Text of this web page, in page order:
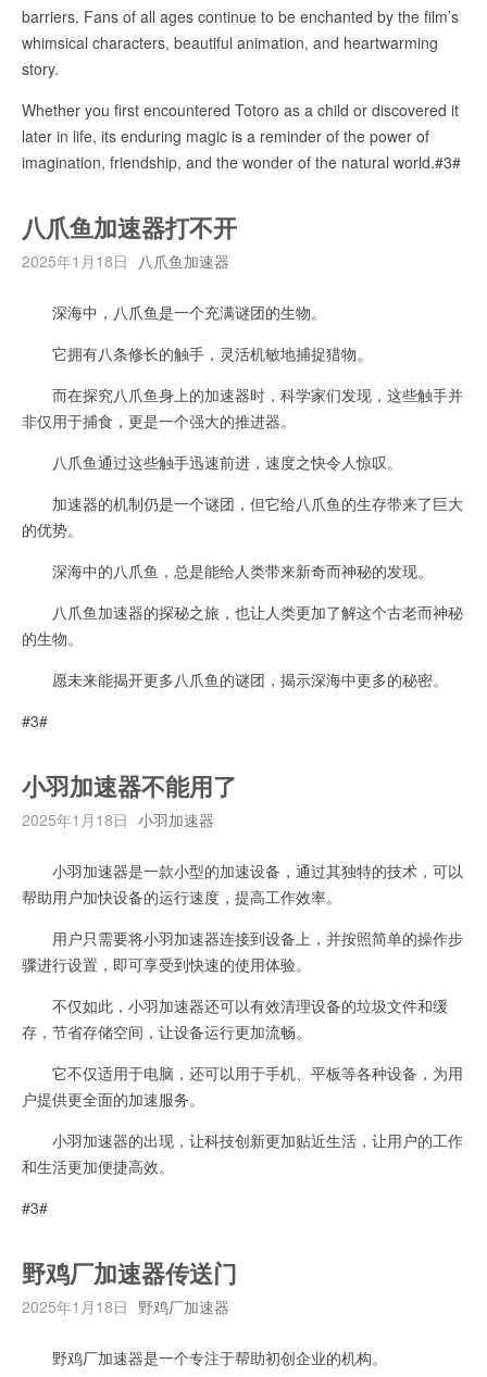
barriers. Fans of all ages continue to be enchanted by the film’s
whimsical characters, beautiful animation, and heartwarming
story.
Whether you first encountered Totoro as a child or discovered it
later in life, its enduring magic is a reminder of the power of
imagination, friendship, and the wonder of the natural world.#3#
八爪鱼加速器打不开
2025年1月18日 八爪鱼加速器
深海中，八爪鱼是一个充满谜团的生物。
它拥有八条修长的触手，灵活机敏地捕捉猎物。
而在探究八爪鱼身上的加速器时，科学家们发现，这些触手并
非仅用于捕食，更是一个强大的推进器。
八爪鱼通过这些触手迅速前进，速度之快令人惊叹。
加速器的机制仍是一个谜团，但它给八爪鱼的生存带来了巨大
的优势。
深海中的八爪鱼，总是能给人类带来新奇而神秘的发现。
八爪鱼加速器的探秘之旅，也让人类更加了解这个古老而神秘
的生物。
愿未来能揭开更多八爪鱼的谜团，揭示深海中更多的秘密。
#3#
小羽加速器不能用了
2025年1月18日 小羽加速器
小羽加速器是一款小型的加速设备，通过其独特的技术，可以
帮助用户加快设备的运行速度，提高工作效率。
用户只需要将小羽加速器连接到设备上，并按照简单的操作步
骤进行设置，即可享受到快速的使用体验。
不仅如此，小羽加速器还可以有效清理设备的垃圾文件和缓
存，节省存储空间，让设备运行更加流畅。
它不仅适用于电脑，还可以用于手机、平板等各种设备，为用
户提供更全面的加速服务。
小羽加速器的出现，让科技创新更加贴近生活，让用户的工作
和生活更加便捷高效。
#3#
野鸡厂加速器传送门
2025年1月18日 野鸡厂加速器
野鸡厂加速器是一个专注于帮助初创企业的机构。